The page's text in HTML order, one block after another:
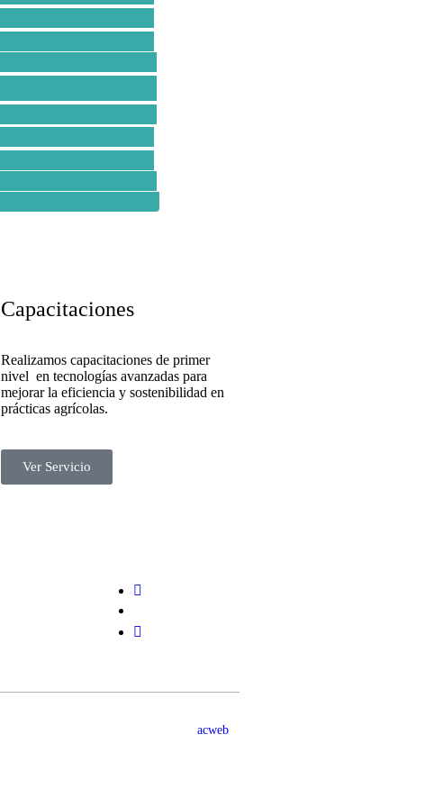
Capacitaciones
Realizamos capacitaciones de primer
nivel en tecnologías avanzadas para
mejorar la eficiencia y sostenibilidad en
prácticas agrícolas.
Ver Servicio
acweb